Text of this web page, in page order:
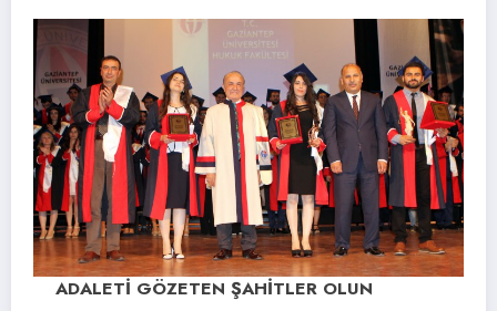
ADALETİ GÖZETEN ŞAHİTLER OLUN